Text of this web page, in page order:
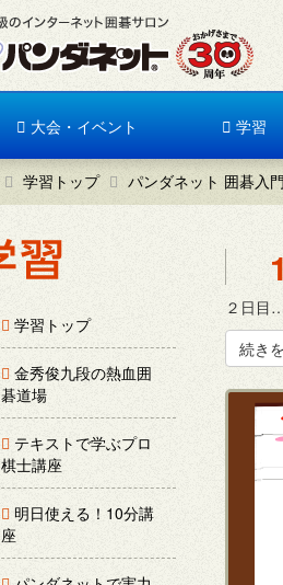
大会・イベント 学習
学習トップ パンダネット 囲碁入
学習トップ
金秀俊九段の熱血囲
碁道場
テキストで学ぶプロ
棋士講座
明日使える！10分講
座
２日目
続き